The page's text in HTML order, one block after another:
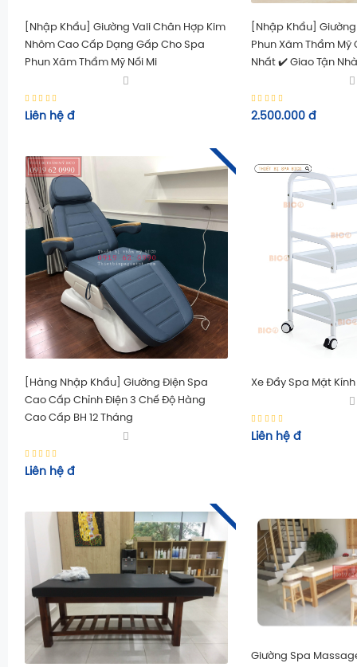
[Nhập Khẩu] Giường Vali Chân Hợp Kim
Nhôm Cao Cấp Dạng Gấp Cho Spa
Phun Xăm Thẩm Mỹ Nối Mi
Liên hệ đ
[Nhập Khẩu]
Phun Xăm Thẩm
Nhất ✔️ Giao Tận Nhà
2.500.000 đ
[Hàng Nhập Khẩu] Giường Điện Spa
Cao Cấp Chỉnh Điện 3 Chế Độ Hàng
Cao Cấp BH 12 Tháng
Liên hệ đ
Xe Đẩy Spa Mặt Kính
Liên hệ đ
Giường Spa